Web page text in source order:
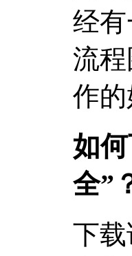
经
流
作的
如
全”
下